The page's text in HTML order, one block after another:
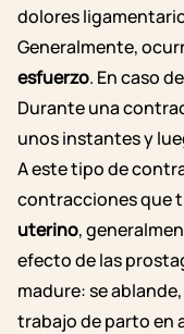
dolores
Generalmente,
esfuerzo. En caso
Durante una
unos instantes y
A este tipo de
contracciones que
uterino,
efecto de las
madure: se
trabajo de parto en